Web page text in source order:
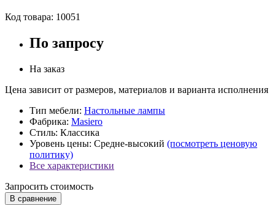
Код товара: 10051
По запросу
На заказ
Цена зависит от размеров, материалов и варианта исполнения
Тип мебели: Настольные лампы
Фабрика: Masiero
Стиль: Классика
Уровень цены: Средне-высокий (посмотреть ценовую
политику)
Все характеристики
Запросить стоимость
В сравнение